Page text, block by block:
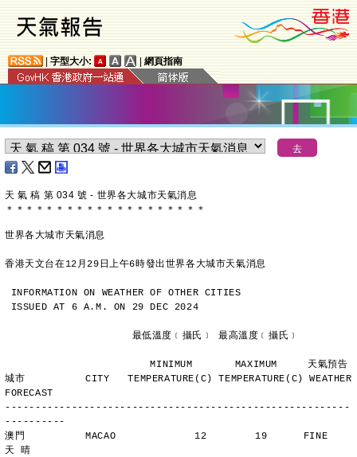
字型大小: 網頁指南
天 氣 稿 第 034 號 - 世界各大城市天氣消息
＊ ＊ ＊ ＊ ＊ ＊ ＊ ＊ ＊ ＊ ＊ ＊ ＊ ＊ ＊ ＊ ＊ ＊ ＊ ＊
世界各大城市天氣消息
香港天文台在12月29日上午6時發出世界各大城市天氣消息
INFORMATION ON WEATHER OF OTHER CITIES
ISSUED AT 6 A.M. ON 29 DEC 2024
                     最低溫度﹝攝氏﹞ 最高溫度﹝攝氏﹞
                        MINIMUM       MAXIMUM     天氣預告
城市          CITY   TEMPERATURE(C) TEMPERATURE(C) WEATHER
FORECAST
---------------------------------------------------------
----------
澳門          MACAO             12        19      FINE
天 晴